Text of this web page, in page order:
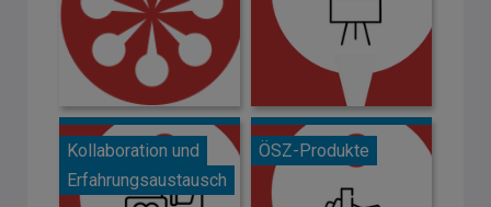
Kollaboration und
Erfahrungsaustausch
ÖSZ-Produkte